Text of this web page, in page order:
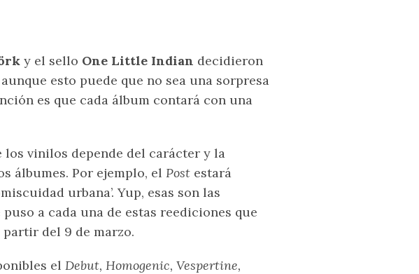
y el sello One Little Indian decidieron
esto puede que no sea una sorpresa
es que cada álbum contará con una
los vinilos depende del carácter y la
álbumes. Por ejemplo, el Post estará
urbana’. Yup, esas son las
puso a cada una de estas reediciones que
del 9 de marzo.
el Debut, Homogenic, Vespertine,